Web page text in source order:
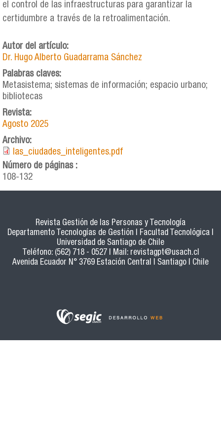
el control de las infraestructuras para garantizar la
certidumbre a través de la retroalimentación.
Autor del artículo:
Dr. Hugo Alberto Guadarrama Sánchez
Palabras claves:
Metasistema; sistemas de información; espacio urbano;
bibliotecas
Revista:
Agosto 2025
Archivo:
las_ciudades_inteligentes.pdf
Número de páginas :
108-132
Revista Gestión de las Personas y Tecnología
Departamento Tecnologías de Gestión | Facultad Tecnológica |
Universidad de Santiago de Chile
Teléfono: (562) 718 - 0527 | Mail: revistagpt@usach.cl
Avenida Ecuador N° 3769 Estación Central | Santiago | Chile